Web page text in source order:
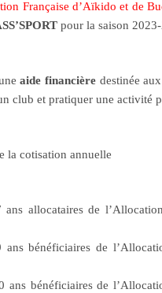
Française d’Aïkido et de
pour la saison
aide financière destinée
club et pratiquer une activité
la cotisation annuelle
allocataires de
bénéficiaires de
ans bénéficiaires de